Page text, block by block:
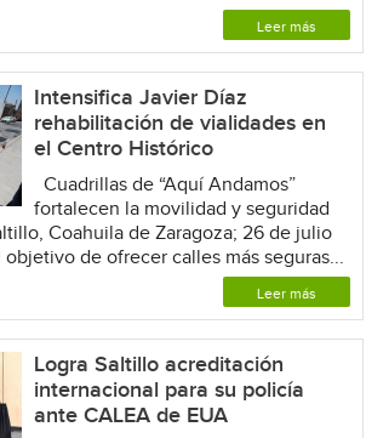
Leer más
Intensifica Javier Díaz
rehabilitación de vialidades en
el Centro Histórico
Cuadrillas de “Aquí Andamos”
fortalecen la movilidad y seguridad
Coahuila de Zaragoza; 26 de julio
de ofrecer calles más seguras...
Leer más
Logra Saltillo acreditación
internacional para su policía
ante CALEA de EUA